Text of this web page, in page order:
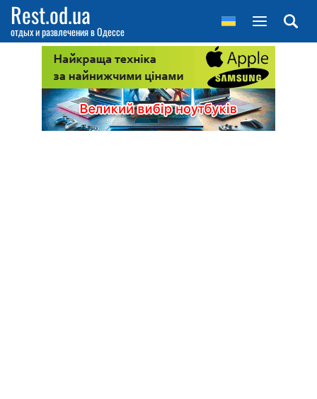
Rest.od.ua
отдых и развлечения в Одессе